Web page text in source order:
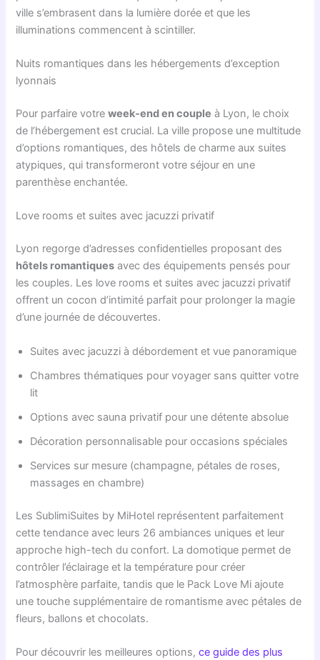
ville s’embrasent dans la lumière dorée et que les
illuminations commencent à scintiller.
Nuits romantiques dans les hébergements d’exception
lyonnais
Pour parfaire votreweek-end en couple à Lyon, le choix
de l’hébergement est crucial. La ville propose une multitude
d’options romantiques, des hôtels de charme aux suites
atypiques, qui transformeront votre séjour en une
parenthèse enchantée.
Love rooms et suites avec jacuzzi privatif
Lyon regorge d’adresses confidentielles proposant des
hôtels romantiques avec des équipements pensés pour
les couples. Les love rooms et suites avec jacuzzi privatif
offrent un cocon d’intimité parfait pour prolonger la magie
d’une journée de découvertes.
Suites avec jacuzzi à débordement et vue panoramique
Chambres thématiques pour voyager sans quitter votre
lit
Options avec sauna privatif pour une détente absolue
Décoration personnalisable pour occasions spéciales
Services sur mesure (champagne, pétales de roses,
massages en chambre)
Les SublimiSuites by MiHotel représentent parfaitement
cette tendance avec leurs 26 ambiances uniques et leur
approche high-tech du confort. La domotique permet de
contrôler l’éclairage et la température pour créer
l’atmosphère parfaite, tandis que le Pack Love Mi ajoute
une touche supplémentaire de romantisme avec pétales de
fleurs, ballons et chocolats.
Pour découvrir les meilleures options,ce guide des plus